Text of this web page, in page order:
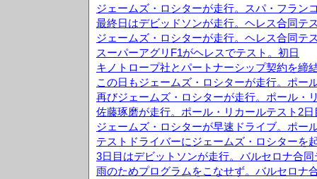
ジェームズ・ロシターが走行。スパ・フラン
最終日はデビッドソンが走行。ヘレス合同テ
ジェームズ・ロシターが走行。ヘレス合同テ
スーパーアグリF1がヘレスでテスト。初日
キノトロープ社とパートナーシップ契約を締
この日もジェームズ・ロシターが走行。ポー
再びジェームズ・ロシターが走行。ポール・
佐藤琢磨が走行。ポール・リカールテスト2日
ジェームズ・ロシターが早速ドライブ。ポー
テストドライバーにジェームズ・ロシターを
3日目はデビットソンが走行。バルセロナ合
雨のためプログラムをこなせず。バルセロナ